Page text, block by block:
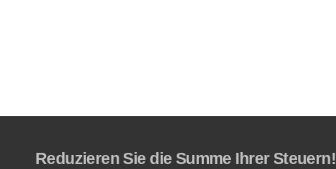
Reduzieren Sie die Summe Ihrer Steuern!